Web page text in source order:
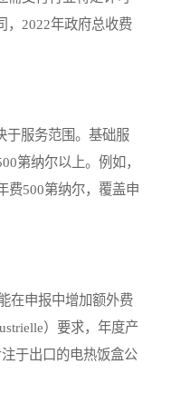
，2022年政府总收费
服务范围。基础服
第纳尔以上。例如，
费500第纳尔，覆盖申
在申报中增加额外费
）要求，年度产
于出口的电热饭盒公